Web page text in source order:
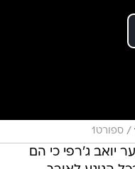
/ ספורט1
יואב ג'רפי כי הם